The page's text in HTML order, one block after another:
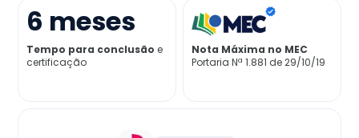
Preço
Já sou aluno
6 meses
Tempo para conclusão e
certificação
Nota Máxima no MEC
Portaria Nª 1.881 de 29/10/19